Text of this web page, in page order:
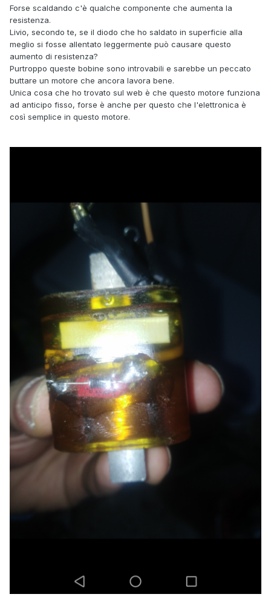
Forse scaldando c'è qualche componente che aumenta la
resistenza.
Livio, secondo te, se il diodo che ho saldato in superficie alla
meglio si fosse allentato leggermente può causare questo
aumento di resistenza?
Purtroppo queste bobine sono introvabili e sarebbe un peccato
buttare un motore che ancora lavora bene.
Unica cosa che ho trovato sul web è che questo motore funziona
ad anticipo fisso, forse è anche per questo che l'elettronica è
così semplice in questo motore.